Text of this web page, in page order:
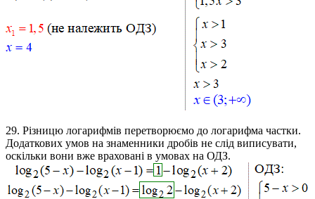
29. Різницю логарифмів перетворюємо до логарифма частки.
Додаткових умов на знаменники дробів не слід виписувати,
оскільки вони вже враховані в умовах на ОДЗ.